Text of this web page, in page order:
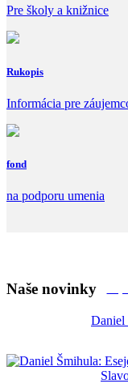
Pre školy a knižnice
Rukopis
Informácia pre
fond
na podporu umenia
Naše novinky
Daniel